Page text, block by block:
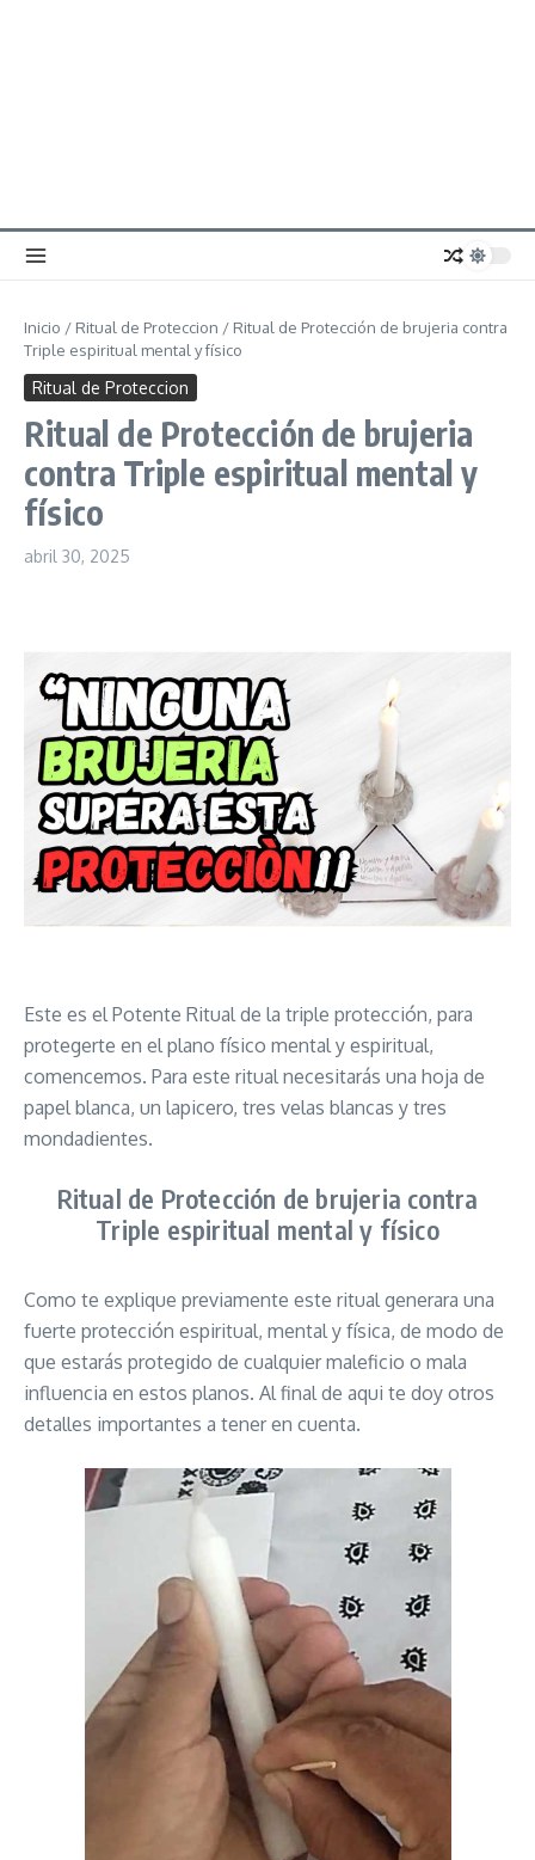
Inicio / Ritual de Proteccion / Ritual de Protección de brujeria contra
Triple espiritual mental y físico
Ritual de Proteccion
Ritual de Protección de brujeria
contra Triple espiritual mental y
físico
abril 30, 2025
Este es el Potente Ritual de la triple protección, para
protegerte en el plano físico mental y espiritual,
comencemos. Para este ritual necesitarás una hoja de
papel blanca, un lapicero, tres velas blancas y tres
mondadientes.
Ritual de Protección de brujeria contra
Triple espiritual mental y físico
Como te explique previamente este ritual generara una
fuerte protección espiritual, mental y física, de modo de
que estarás protegido de cualquier maleficio o mala
influencia en estos planos. Al final de aqui te doy otros
detalles importantes a tener en cuenta.